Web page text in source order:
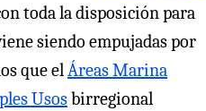
toda la disposición para
siendo empujadas por
que elÁreas Marina
Usosbirregional